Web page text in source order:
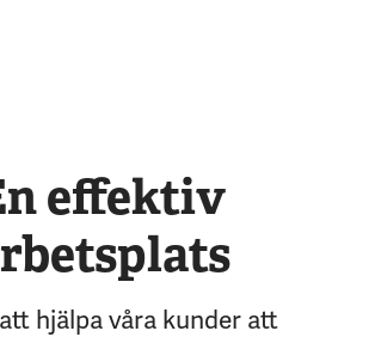
effektiv
hjälpa våra kunder att